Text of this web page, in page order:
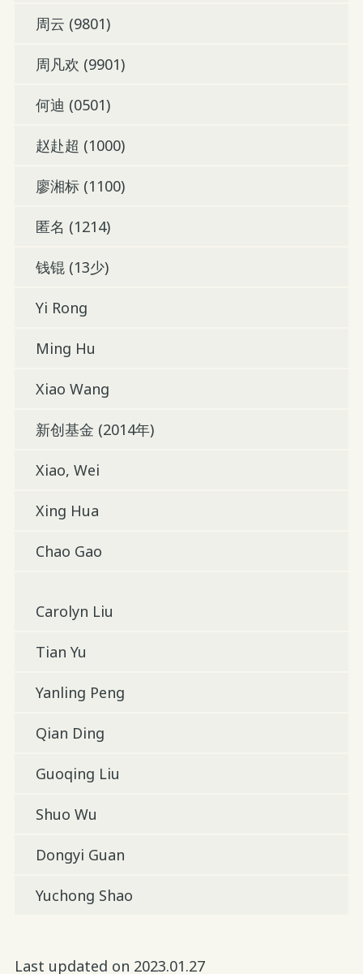
周云 (9801)
周凡欢 (9901)
何迪 (0501)
赵赴超 (1000)
廖湘标 (1100)
匿名 (1214)
钱锟 (13少)
Yi Rong
Ming Hu
Xiao Wang
新创基金 (2014年)
Xiao, Wei
Xing Hua
Chao Gao
Carolyn Liu
Tian Yu
Yanling Peng
Qian Ding
Guoqing Liu
Shuo Wu
Dongyi Guan
Yuchong Shao
Last updated on 2023.01.27